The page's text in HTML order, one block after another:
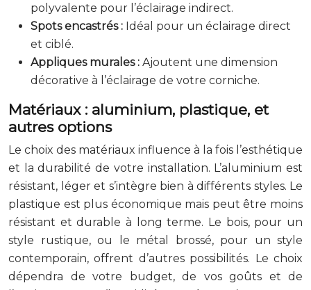
polyvalente pour l’éclairage indirect.
Spots encastrés : Idéal pour un éclairage direct
et ciblé.
Appliques murales : Ajoutent une dimension
décorative à l’éclairage de votre corniche.
Matériaux : aluminium, plastique, et
autres options
Le choix des matériaux influence à la fois l’esthétique
et la durabilité de votre installation. L’aluminium est
résistant, léger et s’intègre bien à différents styles. Le
plastique est plus économique mais peut être moins
résistant et durable à long terme. Le bois, pour un
style rustique, ou le métal brossé, pour un style
contemporain, offrent d’autres possibilités. Le choix
dépendra de votre budget, de vos goûts et de